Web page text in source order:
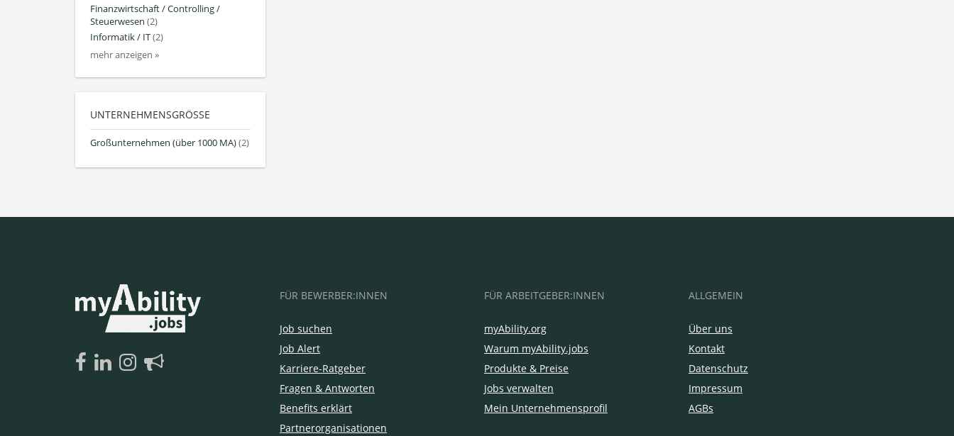
Finanzwirtschaft / Controlling /
Steuerwesen (2)
Informatik / IT(2)
mehr anzeigen »
UNTERNEHMENSGRÖSSE
Großunternehmen (über 1000 MA)(2)
FÜR BEWERBER:INNEN
Job suchen
Job Alert
Karriere-Ratgeber
Fragen & Antworten
Benefits erklärt
Partnerorganisationen
FÜR ARBEITGEBER:INNEN
myAbility.org
Warum myAbility.jobs
Produkte & Preise
Jobs verwalten
Mein Unternehmensprofil
ALLGEMEIN
Über uns
Kontakt
Datenschutz
Impressum
AGBs